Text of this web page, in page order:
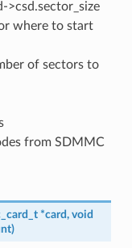
>csd.sector_size
where to start
of sectors to
from SDMMC
*card, void
)